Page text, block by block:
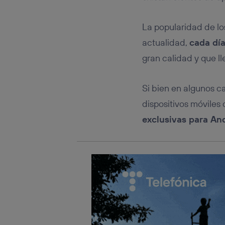
La popularidad de
actualidad, cada
gran calidad y que
Si bien en algunos
dispositivos móviles
exclusivas para
Puedes
inferior
Para